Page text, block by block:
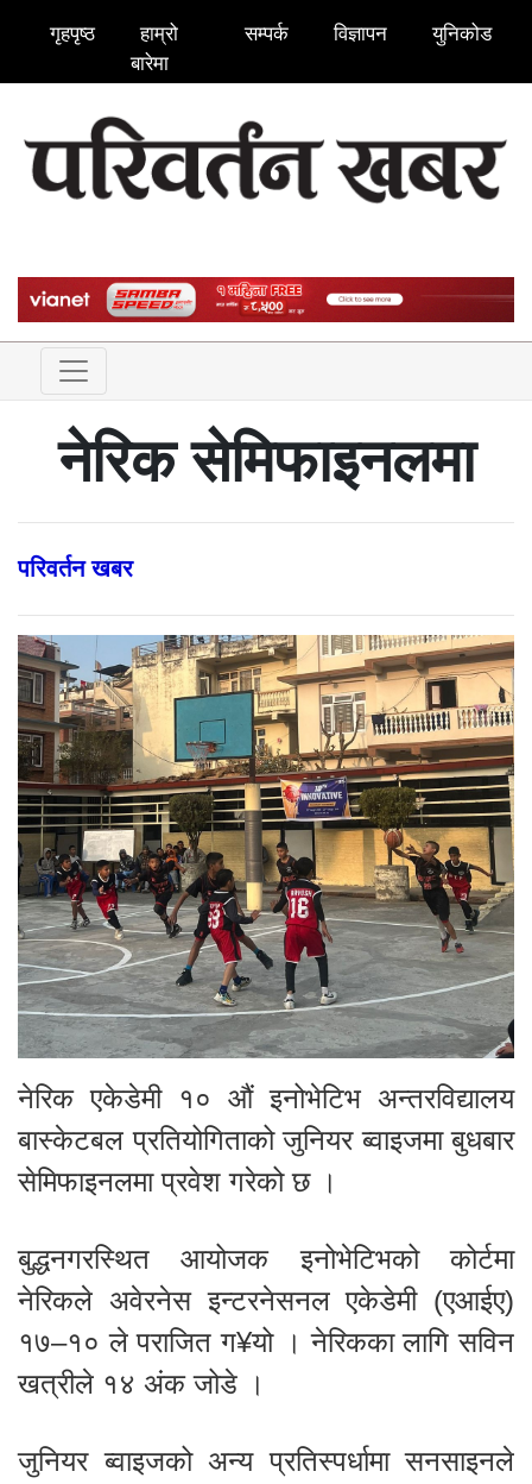
गृहपृष्ठ
हाम्रो
बारेमा
सम्पर्क विज्ञापन युनिकोड
नेरिक सेमिफाइनलमा
परिवर्तन खबर
नेरिक एकेडेमी १० औं इनोभेटिभ अन्तरविद्यालय
बास्केटबल प्रतियोगिताको जुनियर ब्वाइजमा बुधबार
सेमिफाइनलमा प्रवेश गरेको छ ।
बुद्धनगरस्थित आयोजक इनोभेटिभको कोर्टमा
नेरिकले अवेरनेस इन्टरनेसनल एकेडेमी (एआईए)
१७–१० ले पराजित ग¥यो । नेरिकका लागि सविन
खत्रीले १४ अंक जोडे ।
जुनियर ब्वाइजको अन्य प्रतिस्पर्धामा सनसाइनले